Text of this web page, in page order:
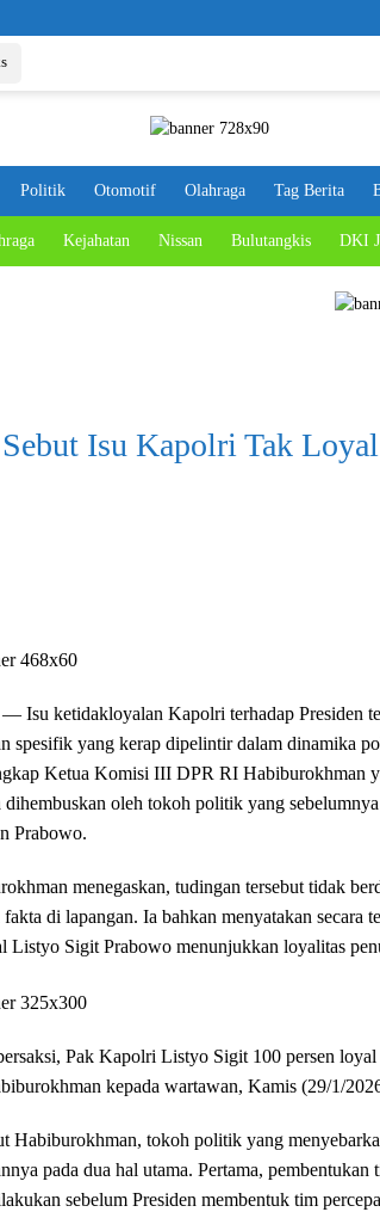
Politik Otomotif Olahraga Tag Berita
Kejahatan Nissan Bulutangkis DKI
Isu Kapolri Tak
— Isu ketidakloyalan Kapolri terhadap Presiden
spesifik yang kerap dipelintir dalam dinamika
Ketua Komisi III DPR RI Habiburokhman
dihembuskan oleh tokoh politik yang
Prabowo.
menegaskan, tudingan tersebut tidak
fakta di lapangan. Ia bahkan menyatakan secara
Listyo Sigit Prabowo menunjukkan loyalitas
Pak Kapolri Listyo Sigit 100 persen
kepada wartawan, Kamis (29/1/
Habiburokhman, tokoh politik yang
pada dua hal utama. Pertama,
sebelum Presiden membentuk tim